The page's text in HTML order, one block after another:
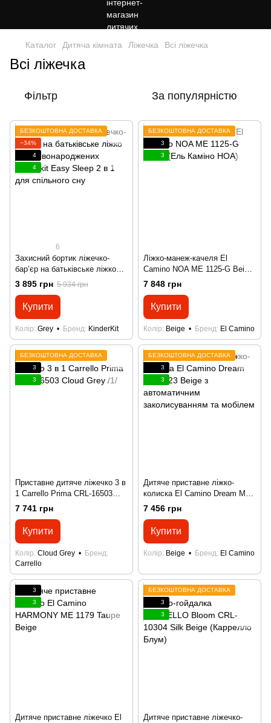
Каталог Дитяча кімната Ліжечка Всі ліжечка
Всі ліжечка
Фільтр За популярністю
БЕЗКОШТОВНА ДОСТАВКА
−34%
4
4
6
Захисний бортик ліжечко-
бар’єр на батьківське ліжко
для новонароджених Kinderkit
Easy Sleep 2 в 1 для
спільного сну
3 895 грн 5 934 грн
Купити
Колір Grey Бренд KinderKit
БЕЗКОШТОВНА ДОСТАВКА
3
3
Ліжко-манеж-качеля El
Camino NOA ME 1125-G Beige
(Ель Каміно НОА)
7 848 грн
Купити
Колір Beige Бренд El Camino
БЕЗКОШТОВНА ДОСТАВКА
3
3
Приставне дитяче ліжечко 3 в
1 Carrello Prima CRL-16503
Cloud Grey /1/
7 741 грн
Купити
Колір Cloud Grey
Бренд
Carrello
БЕЗКОШТОВНА ДОСТАВКА
3
3
Дитяче приставне ліжко-
колиска El Camino Dream ME
1223 Beige з автоматичним
заколисуванням та мобілем
7 456 грн
Купити
Колір Beige Бренд El Camino
3
3
Дитяче приставне ліжечко El
БЕЗКОШТОВНА ДОСТАВКА
3
3
Дитяче приставне ліжечко-